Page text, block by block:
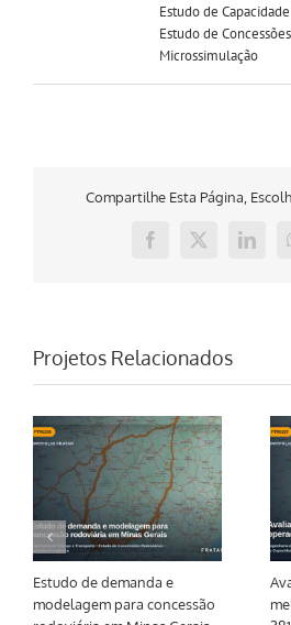
Estudo de
Estudo de
Microssimulação
Compartilhe Esta Página,
Facebook
X
Projetos Relacionados
Estudo de demanda e
modelagem para concessão